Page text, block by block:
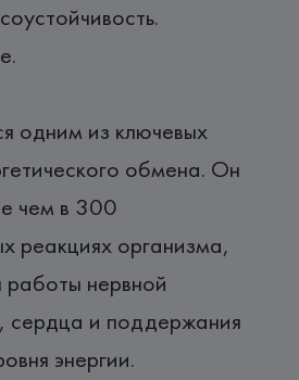
одним из ключевых
обмена. Он
чем в 300
реакциях организма,
нервной
сердца и поддержания
энергии.